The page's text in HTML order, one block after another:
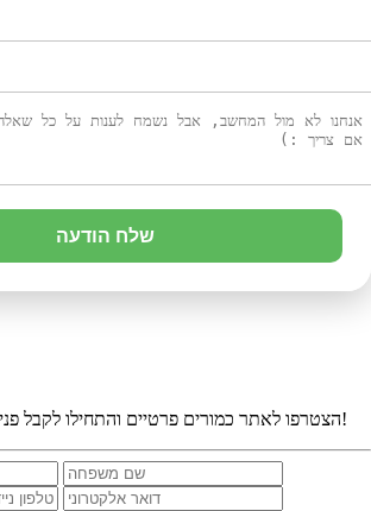
שלח הודעה
הצטרפו לאתר כמורים פרטיים והתחילו לקבל פניות מתלמידים עוד היום!